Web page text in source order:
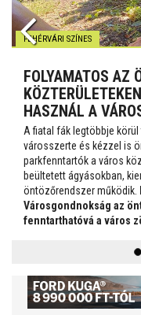
FEHÉRVÁRI SZÍNES
FOLYAMATOS AZ
HASZNÁL A
A fiatal fák legtöbbje
városszerte és kézzel is
parkfenntartók a város
beültetett ágyásokban,
öntözőrendszer működik.
Városgondnokság az
fenntarthatóvá a város